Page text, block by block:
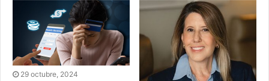
29 octubre, 2024